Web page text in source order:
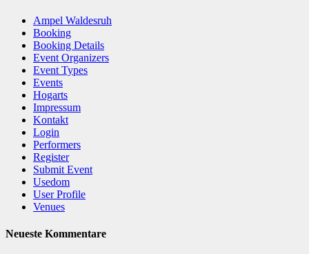
Ampel Waldesruh
Booking
Booking Details
Event Organizers
Event Types
Events
Hogarts
Impressum
Kontakt
Login
Performers
Register
Submit Event
Usedom
User Profile
Venues
Neueste Kommentare